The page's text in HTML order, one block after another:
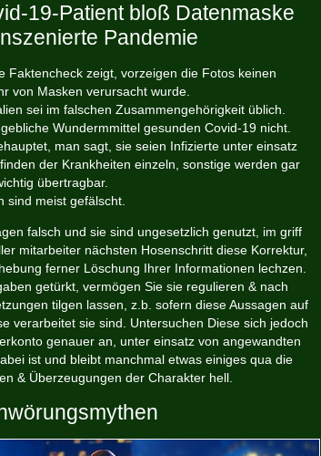
19-Patient bloß Datenmaske
Pandemie
Faktencheck zeigt, vorzeigen die Fotos keinen
von Masken verursacht wurde.
sei im falschen Zusammengehörigkeit üblich.
Wundermmittel gesunden Covid-19 nicht.
man sagt, sie seien Infizierte unter einsatz
der Krankheiten einzeln, sonstige werden gar
übertragbar.
sind meist gefälscht.
falsch und sie sind ungesetzlich genutzt, im griff
mitarbeiter nächsten Hosenschritt diese Korrektur,
ferner Löschung Ihrer Informationen lechzen.
getürkt, vermögen Sie sie regulieren & nach
tilgen lassen, z.b. sofern diese Aussagen auf
verarbeitet sie sind. Untersuchen Diese sich jedoch
genauer an, unter einsatz von angewandten
ist und bleibt manchmal etwas einiges qua die
& Überzeugungen der Charakter hell.